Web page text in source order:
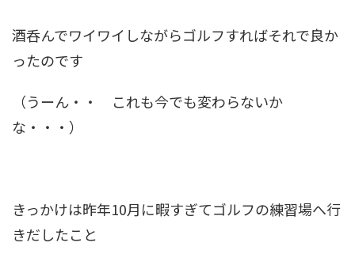
酒呑んでワイワイしながらゴルフすればそれで良か
ったのです
（うーん・・ これも今でも変わらないか
な・・・）
きっかけは昨年10月に暇すぎてゴルフの練習場へ行
きだしたこと